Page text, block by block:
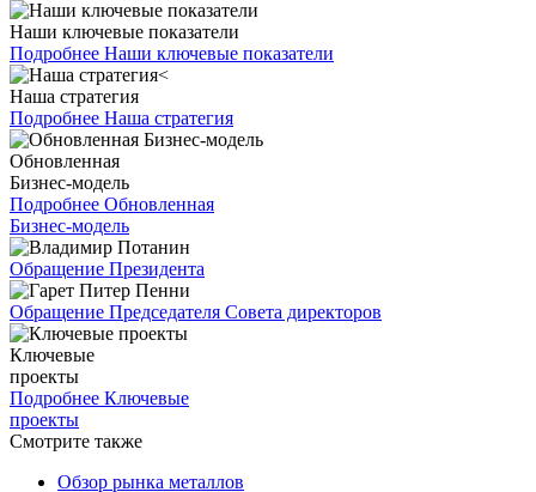
Наши ключевые показатели
Подробнее Наши ключевые показатели
Наша стратегия
Подробнее Наша стратегия
Обновленная
Бизнес-модель
Подробнее Обновленная
Бизнес-модель
Обращение Президента
Обращение Председателя Совета директоров
Ключевые
проекты
Подробнее Ключевые
проекты
Смотрите также
Обзор рынка металлов